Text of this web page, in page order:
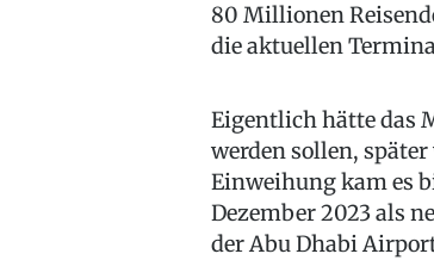
80 Millionen
die aktuellen
Eigentlich hätte das
werden sollen, später
Einweihung kam es
Dezember 2023 als
der Abu Dhabi